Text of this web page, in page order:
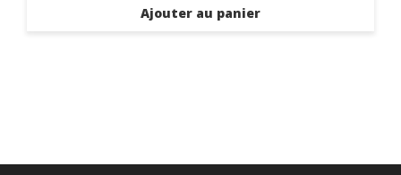
Ajouter au panier